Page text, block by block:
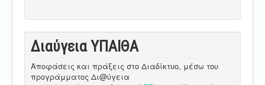
Διαύγεια ΥΠΑΙΘA
Αποφάσεις και πράξεις στο Διαδίκτυο, μέσω του
προγράμματος Δι@ύγεια